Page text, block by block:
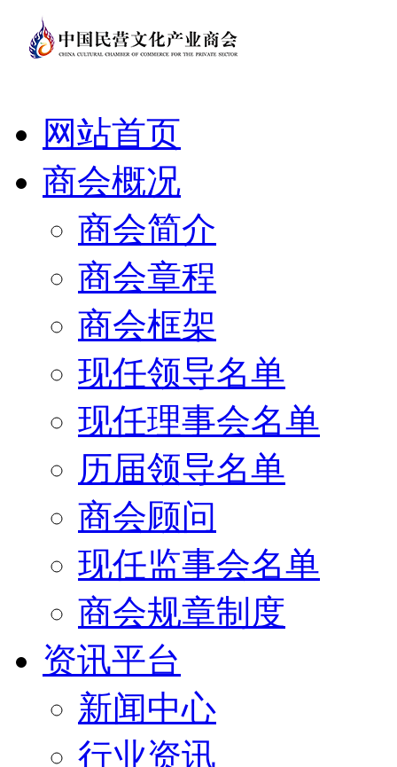
网站首页
商会概况
商会简介
商会章程
商会框架
现任领导名单
现任理事会名单
历届领导名单
商会顾问
现任监事会名单
商会规章制度
资讯平台
新闻中心
行业资讯